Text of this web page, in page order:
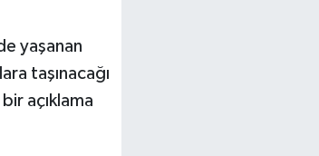
yaşanan
taşınacağı
açıklama